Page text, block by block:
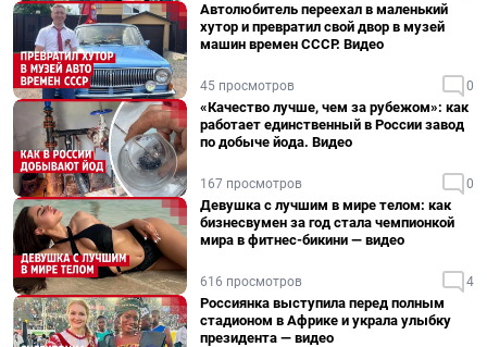
Автолюбитель переехал в маленький
хутор и превратил свой двор в музей
машин времен СССР. Видео
45 просмотров 0
«Качество лучше, чем за рубежом»: как
работает единственный в России завод
по добыче йода. Видео
167 просмотров 0
Девушка с лучшим в мире телом: как
бизнесвумен за год стала чемпионкой
мира в фитнес-бикини — видео
616 просмотров 4
Россиянка выступила перед полным
стадионом в Африке и украла улыбку
президента — видео